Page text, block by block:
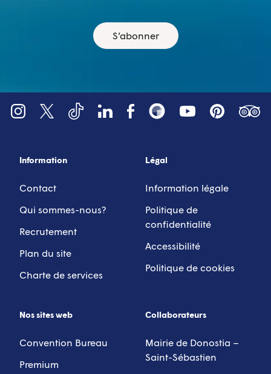
S’abonner
Information
Contact
Qui sommes-nous?
Recrutement
Plan du site
Charte de services
Légal
Information légale
Politique de
confidentialité
Accessibilité
Politique de cookies
Nos sites web
Convention Bureau
Premium
Collaborateurs
Mairie de Donostia –
Saint-Sébastien